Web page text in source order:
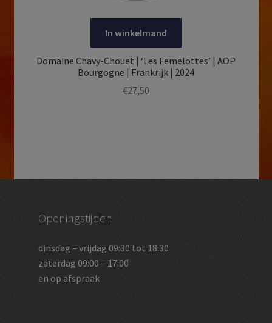
In winkelmand
Domaine Chavy-Chouet | ‘Les Femelottes’ | AOP
Bourgogne | Frankrijk | 2024
€27,50
Openingstijden
dinsdag – vrijdag 09:30 tot 18:30
zaterdag 09:00 – 17:00
en op afspraak